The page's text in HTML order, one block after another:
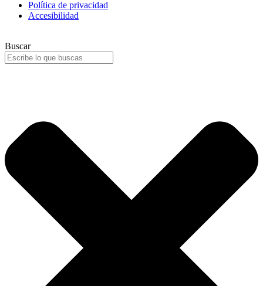
Política de privacidad
Accesibilidad
Buscar